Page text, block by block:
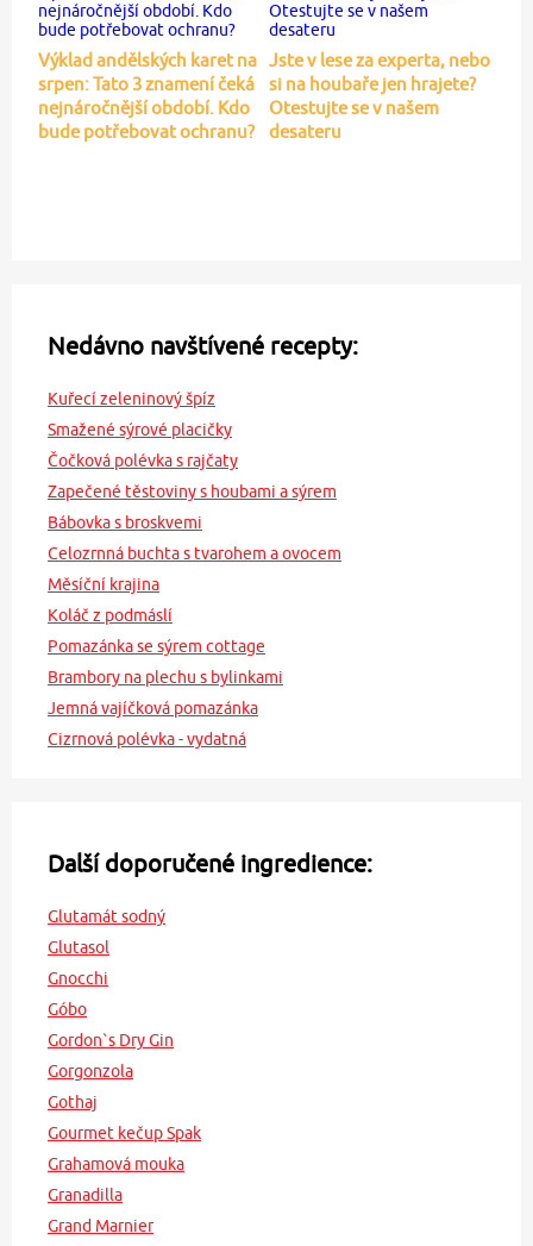
Výklad andělských karet na
srpen: Tato 3 znamení čeká
nejnáročnější období. Kdo
bude potřebovat ochranu?
Jste v lese za experta, nebo
si na houbaře jen hrajete?
Otestujte se v našem
desateru
Nedávno navštívené recepty:
Kuřecí zeleninový špíz
Smažené sýrové placičky
Čočková polévka s rajčaty
Zapečené těstoviny s houbami a sýrem
Bábovka s broskvemi
Celozrnná buchta s tvarohem a ovocem
Měsíční krajina
Koláč z podmáslí
Pomazánka se sýrem cottage
Brambory na plechu s bylinkami
Jemná vajíčková pomazánka
Cizrnová polévka - vydatná
Další doporučené ingredience:
Glutamát sodný
Glutasol
Gnocchi
Góbo
Gordon`s Dry Gin
Gorgonzola
Gothaj
Gourmet kečup Spak
Grahamová mouka
Granadilla
Grand Marnier